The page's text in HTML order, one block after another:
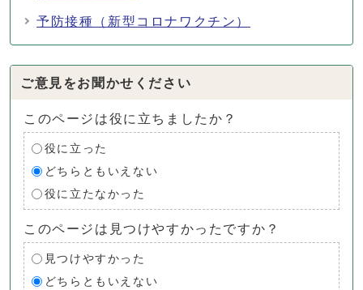
予防接種（新型コロナワクチン）
ご意見をお聞かせください
このページは役に立ちましたか？
役に立った
どちらともいえない
役に立たなかった
このページは見つけやすかったですか？
見つけやすかった
どちらともいえない